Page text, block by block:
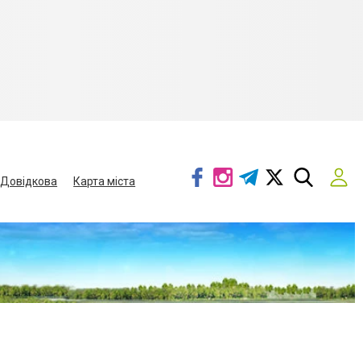
Довідкова
Карта міста